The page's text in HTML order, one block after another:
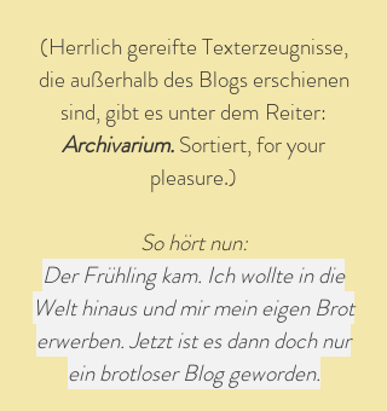
(Herrlich gereifte Texterzeugnisse,
die außerhalb des Blogs erschienen
sind, gibt es unter dem Reiter:
Archivarium.Sortiert, for your
pleasure.)
So hört nun:
Der Frühling kam. Ich wollte in die
Welt hinaus und mir mein eigen Brot
erwerben. Jetzt ist es dann doch nur
ein brotloser Blog geworden.